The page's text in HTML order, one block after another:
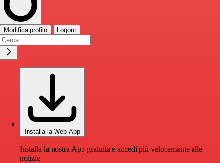
Modifica profilo Logout
Installa la Web App
Installa la nostra App gratuita e accedi più velocemente alle
notizie